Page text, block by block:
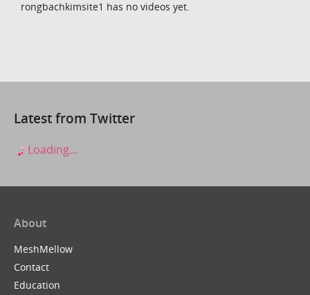
rongbachkimsite1 has no videos yet.
Latest from Twitter
Loading...
About
MeshMellow
Contact
Education